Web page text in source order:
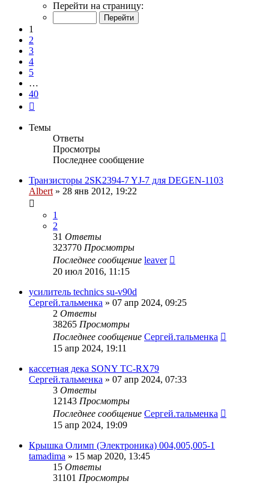
Перейти на страницу:
1
2
3
4
5
…
40
Темы
Ответы
Просмотры
Последнее сообщение
Транзисторы 2SK2394-7 YJ-7 для DEGEN-1103
Albert » 28 янв 2012, 19:22
1
2
31 Ответы
323770 Просмотры
Последнее сообщение leaver
20 июл 2016, 11:15
усилитель technics su-v90d
Сергей.тальменка » 07 апр 2024, 09:25
2 Ответы
38265 Просмотры
Последнее сообщение Сергей.тальменка
15 апр 2024, 19:11
кассетная дека SONY TC-RX79
Сергей.тальменка » 07 апр 2024, 07:33
3 Ответы
12143 Просмотры
Последнее сообщение Сергей.тальменка
15 апр 2024, 19:09
Крышка Олимп (Электроника) 004,005,005-1
tamadima » 15 мар 2020, 13:45
15 Ответы
31101 Просмотры